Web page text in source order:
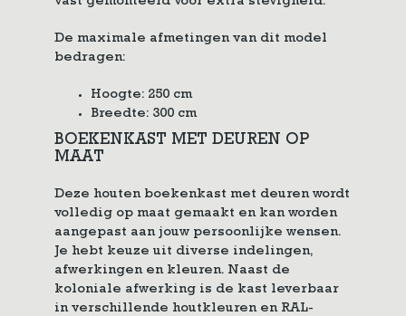
De maximale afmetingen van dit model
bedragen:
Hoogte: 250 cm
Breedte: 300 cm
BOEKENKAST MET DEUREN OP
MAAT
Deze houten boekenkast met deuren wordt
volledig op maat gemaakt en kan worden
aangepast aan jouw persoonlijke wensen.
Je hebt keuze uit diverse indelingen,
afwerkingen en kleuren. Naast de
koloniale afwerking is de kast leverbaar
in verschillende houtkleuren en RAL-